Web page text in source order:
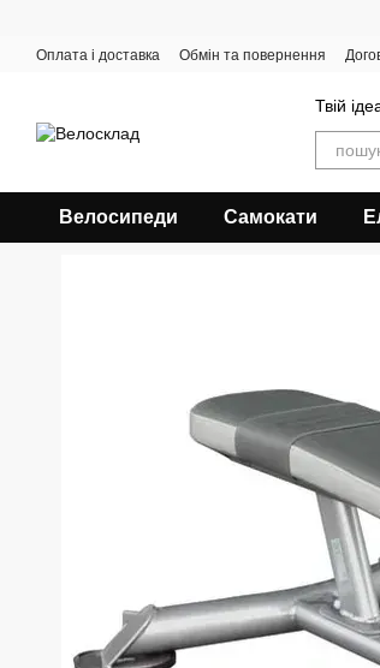
Оплата і доставка Обмін та повернення
Твій
Велосипеди Самокати